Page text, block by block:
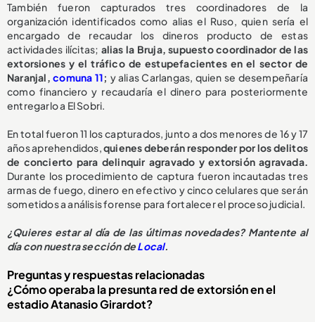
También fueron capturados tres coordinadores de la
organización identificados como alias el Ruso, quien sería el
encargado de recaudar los dineros producto de estas
actividades ilícitas; alias la Bruja, supuesto coordinador de las
extorsiones y el tráfico de estupefacientes en el sector de
Naranjal,comuna 11; y alias Carlangas, quien se desempeñaría
como financiero y recaudaría el dinero para posteriormente
entregarlo a El Sobri.
En total fueron 11 los capturados, junto a dos menores de 16 y 17
años aprehendidos,quienes deberán responder por los delitos
de concierto para delinquir agravado y extorsión agravada.
Durante los procedimiento de captura fueron incautadas tres
armas de fuego, dinero en efectivo y cinco celulares que serán
sometidos a análisis forense para fortalecer el proceso judicial.
¿Quieres estar al día de las últimas novedades? Mantente al
día con nuestra sección deLocal.
Preguntas y respuestas relacionadas
¿Cómo operaba la presunta red de extorsión en el
estadio Atanasio Girardot?